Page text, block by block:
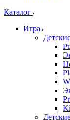
Каталог
Игра